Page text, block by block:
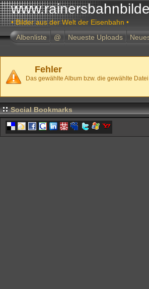
• Bilder aus der Welt der Eisenbahn •
Albenliste
@ Neueste Uploads
Fehler
Das gewählte Album bzw. die gewählte
Social Bookmarks